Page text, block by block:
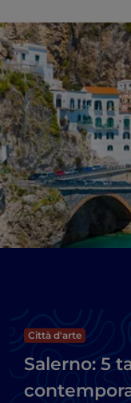
Città d'arte
Salerno: 5